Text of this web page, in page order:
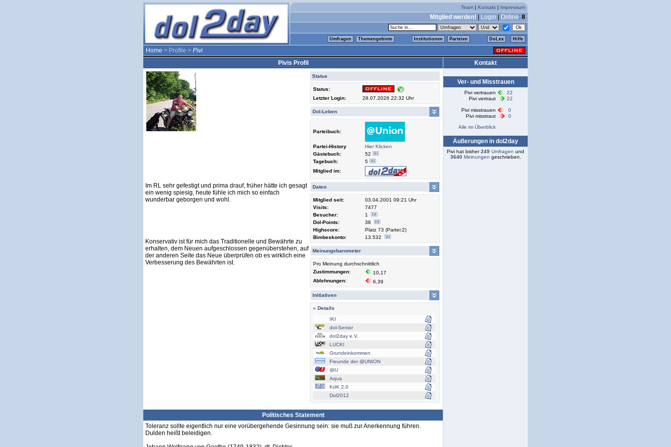
Team | Kontakt | Impressum
Mitglied werden! Login Online: 8
Umfragen Themengebiete Institutionen Parteien DoLex Hilfe
Home > Profile > Pivi
Pivis Profil
Status
Status:
Letzter Login:
28.07.2026 22:32 Uhr
Dol-Leben
Parteibuch:
Partei-History
Hier Klicken
Gästebuch:
52
Tagebuch:
5
Mitglied im:
Daten
Mitglied seit:
03.04.2001 09:21 Uhr
Visits:
7477
Besucher:
1
Dol-Points:
38
Highscore:
Platz 73 (Partei:2)
Bimbeskonto:
13.532
Meinungsbarometer
Pro Meinung durchschnittlich
Zustimmungen:
10,17
Ablehnungen:
6,39
Initiativen
» Details
IKI
dol-Senior
dol2day e.V.
LUCKI
Grundeinkommen
Freunde der @UNION
@U
Aqua
KdK 2.0
Dol2012
Im RL sehr gefestigt und prima drauf, früher hätte ich gesagt
ein wenig spiesig, heute fühle ich mich so einfach
wunderbar geborgen und wohl.
Konservativ ist für mich das Traditionelle und Bewährte zu
erhalten, dem Neuen aufgeschlossen gegenüberstehen, auf
der anderen Seite das Neue überprüfen ob es wirklich eine
Verbesserung des Bewährten ist.
Politisches Statement
Toleranz sollte eigentlich nur eine vorübergehende Gesinnung sein: sie muß zur Anerkennung führen.
Dulden heißt beleidigen.
Kontakt
Ver- und Misstrauen
Pivi vertrauen
22
Pivi vertraut
22
Pivi misstrauen
0
Pivi misstraut
0
Alle im Überblick
Äußerungen in dol2day
Pivi hat bisher249 Umfragen und
3640Meinungen geschrieben.